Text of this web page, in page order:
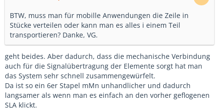
BTW, muss man für mobille Anwendungen die Zeile in
Stücke verteilen oder kann man es alles i einem Teil
transportieren? Danke, VG.
geht beides. Aber dadurch, dass die mechanische Verbindung
auch für die Signalübertragung der Elemente sorgt hat man
das System sehr schnell zusammengewürfelt.
Da ist so ein 6er Stapel mMn unhandlicher und dadurch
langsamer als wenn man es einfach an den vorher geflogenen
SLA klickt.